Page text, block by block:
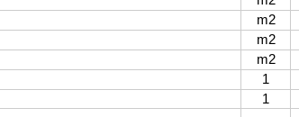
m2
m2
m2
1
1